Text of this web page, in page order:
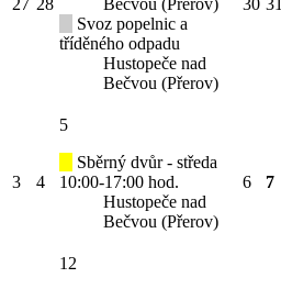
27 28
Bečvou (Přerov)
Svoz popelnic a
tříděného odpadu
Hustopeče nad
Bečvou (Přerov)
30 31
3 4
5
Sběrný dvůr - středa
10:00-17:00 hod.
Hustopeče nad
Bečvou (Přerov)
6 7
12